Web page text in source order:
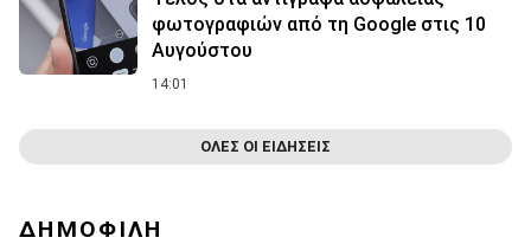
φωτογραφιών από τη Google στις 10
Αυγούστου
14:01
ΟΛΕΣ ΟΙ ΕΙΔΗΣΕΙΣ
ΔΗΜΟΦΙΛΗ